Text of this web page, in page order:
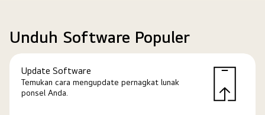
Unduh Software Populer
Update Software
Temukan cara mengupdate pernagkat lunak
ponsel Anda.